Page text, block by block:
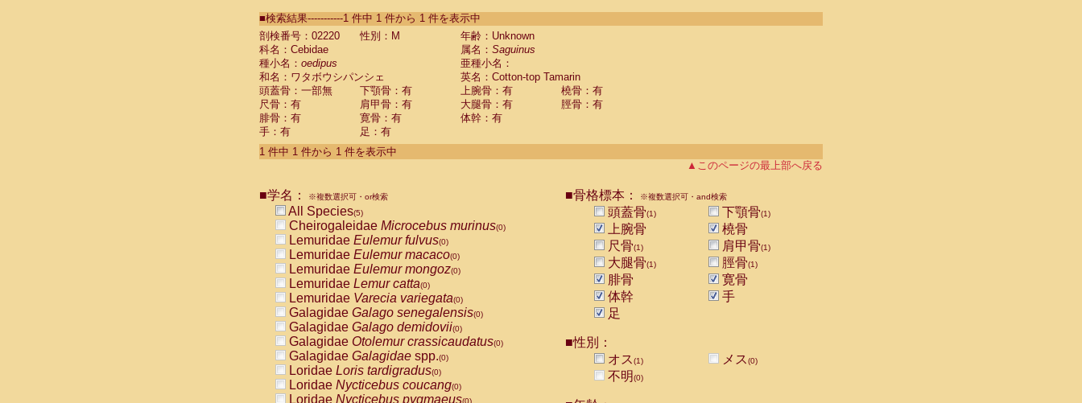
CebidaeSaguinus labiatus(0)
Cebidae Saguinus leucopus (0)
Cebidae
Cebidae
CebidaeSaguinus nigricollis (1)
Cebidae Saguinus oedipus
Cebidae Saguinus weddelli
Cebidae Saguinusspp.
Cebidae Aotus trivirgatus
Cebidae Cebus albifrons
CebidaeCebus nigrivittatus
CebidaeCebus
CebidaeSaimiri boliviensis(0)
CebidaeSaimiri sciureus(0)
AtelidaeAlouatta caraya(0)
AtelidaeAlouatta fusca(0)
AtelidaeAlouatta seniculus
AtelidaeAlouattaspp.(0)
AtelidaeAteles belzebuth(0)
AtelidaeAteles geoffroyi(0)
AtelidaeAteles paniscus(0)
AtelidaeAtelesspp.(0)
Atelidae Lagothrix lagothricha
AtelidaeLagothrix lagothricha cana
PitheciidaeCacajao calvus rubicundus
■検索結果-----------1 件中 1 件から 1 件を表示中
剖検番号：02220
性別：M
年齢：Unknown
科名：Cebidae
属名： Saguinus
種小名： oedipus
亜種小名：
和名：ワタボウシパンシェ
英名：Cotton-top Tamarin
頭蓋骨：一部無
下顎骨：有 上腕骨：有
橈骨：有
尺骨：有
肩甲骨：有 大腿骨：有
脛骨：有
腓骨：有
寛骨：有
体幹：有
手：有
足：有
1 件中 1 件から 1 件を表示中
▲このページの最上部へ戻る
■学名： ※複数選択可・or検索
All Species(5)
Cheirogaleidae Microcebus murinus(0)
Lemuridae Eulemur fulvus(0)
Lemuridae Eulemur macaco(0)
Lemuridae Eulemur mongoz(0)
Lemuridae Lemur catta(0)
Lemuridae Varecia variegata(0)
Galagidae Galago senegalensis(0)
Galagidae Galago demidovii(0)
Galagidae Otolemur crassicaudatus(0)
Galagidae Galagidae spp.(0)
Loridae Loris tardigradus(0)
Loridae Nycticebus coucang(0)
Loridae Nycticebus pygmaeus(0)
■骨格標本： ※複数選択可・and検索
頭蓋骨(1) 下顎骨(1)
上腕骨
橈骨
尺骨(1) 肩甲骨(1)
大腿骨(1) 脛骨(1)
腓骨
寛骨
体幹
手
足
■性別：
オス(1) メス(0)
不明(0)